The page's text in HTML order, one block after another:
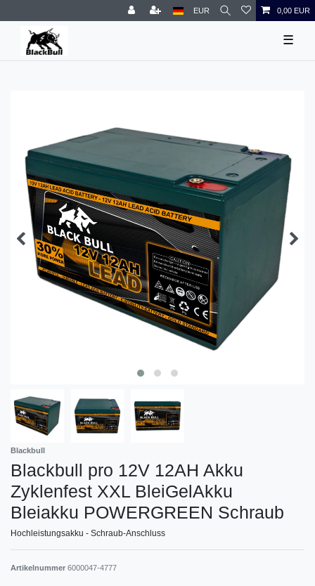
EUR 0,00 EUR
☰
Blackbull
Blackbull pro 12V 12AH Akku
Zyklenfest XXL BleiGelAkku
Bleiakku POWERGREEN Schraub
Hochleistungsakku - Schraub-Anschluss
Artikelnummer 6000047-4777